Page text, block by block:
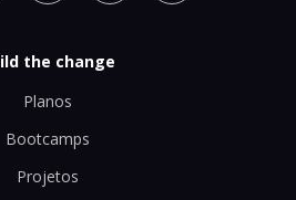
the change
Planos
Bootcamps
Projetos